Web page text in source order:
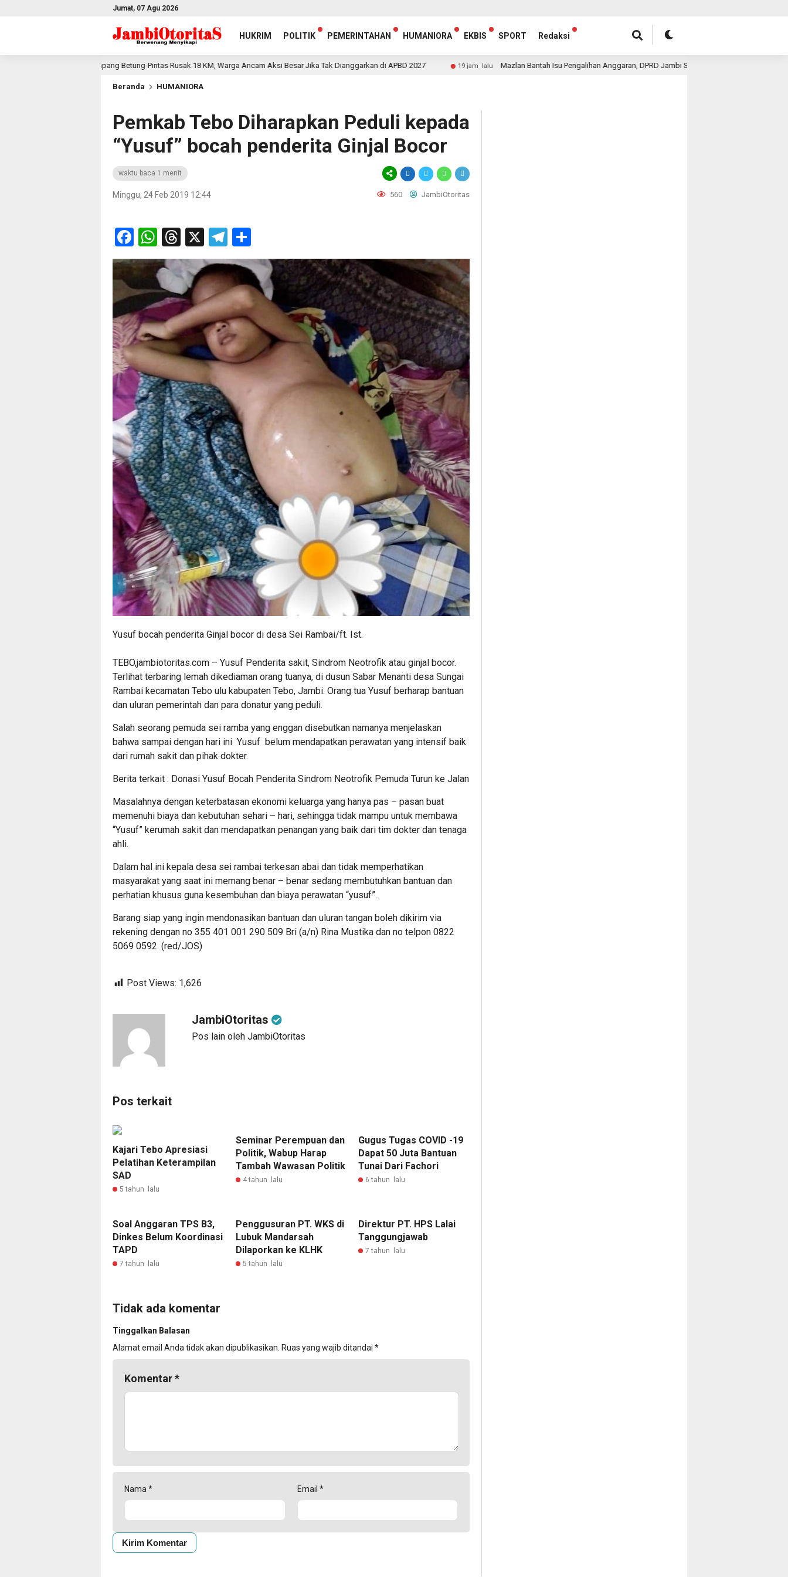
Jumat, 07 Agu 2026
HUKRIM POLITIK PEMERINTAHAN HUMANIORA EKBIS SPORT Redaksi
Jalan Simpang Betung-Pintas Rusak 18 KM, Warga Ancam Aksi Besar Jika Tak Dianggarkan di APBD 2027 19 jam lalu Mazlan Bantah Isu Pengalihan Anggaran, DPRD Jambi Siapkan RDP Jalan Simpang Betung- Pintas
Beranda HUMANIORA
Pemkab Tebo Diharapkan Peduli kepada
“Yusuf” bocah penderita Ginjal Bocor
waktu baca 1 menit
Minggu, 24 Feb 2019 12:44 560 JambiOtoritas
Facebook
WhatsApp
Threads
X Telegram
Yusuf bocah penderita Ginjal bocor di desa Sei Rambai/ft. Ist.
TEBO,jambiotoritas.com – Yusuf Penderita sakit, Sindrom Neotrofik atau ginjal bocor.
Terlihat terbaring lemah dikediaman orang tuanya, di dusun Sabar Menanti desa Sungai
Rambai kecamatan Tebo ulu kabupaten Tebo, Jambi. Orang tua Yusuf berharap bantuan
dan uluran pemerintah dan para donatur yang peduli.
Salah seorang pemuda sei ramba yang enggan disebutkan namanya menjelaskan
bahwa sampai dengan hari ini Yusuf belum mendapatkan perawatan yang intensif baik
dari rumah sakit dan pihak dokter.
Berita terkait : Donasi Yusuf Bocah Penderita Sindrom Neotrofik Pemuda Turun ke Jalan
Masalahnya dengan keterbatasan ekonomi keluarga yang hanya pas – pasan buat
memenuhi biaya dan kebutuhan sehari – hari, sehingga tidak mampu untuk membawa
“Yusuf” kerumah sakit dan mendapatkan penangan yang baik dari tim dokter dan tenaga
ahli.
Dalam hal ini kepala desa sei rambai terkesan abai dan tidak memperhatikan
masyarakat yang saat ini memang benar – benar sedang membutuhkan bantuan dan
perhatian khusus guna kesembuhan dan biaya perawatan “yusuf”.
Barang siap yang ingin mendonasikan bantuan dan uluran tangan boleh dikirim via
rekening dengan no 355 401 001 290 509 Bri (a/n) Rina Mustika dan no telpon 0822
5069 0592. (red/JOS)
Post Views: 1,626
JambiOtoritas
Pos lain oleh JambiOtoritas
Pos terkait
Kajari Tebo Apresiasi
Pelatihan Keterampilan
SAD
5 tahun lalu
Seminar Perempuan dan
Politik, Wabup Harap
Tambah Wawasan Politik
4 tahun lalu
Gugus Tugas COVID -19
Dapat 50 Juta Bantuan
Tunai Dari Fachori
6 tahun lalu
Soal Anggaran TPS B3,
Dinkes Belum Koordinasi
TAPD
7 tahun lalu
Penggusuran PT. WKS di
Lubuk Mandarsah
Dilaporkan ke KLHK
5 tahun lalu
Direktur PT. HPS Lalai
Tanggungjawab
7 tahun lalu
Tidak ada komentar
Tinggalkan Balasan
Alamat email Anda tidak akan dipublikasikan. Ruas yang wajib ditandai *
Komentar*
Nama * Email *